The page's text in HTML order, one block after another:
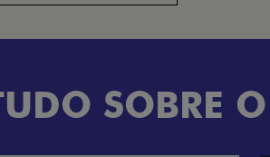
SOBRE